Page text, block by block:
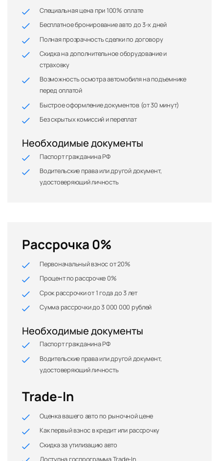
Специальная цена при 100% оплате
Бесплатное бронирование авто до 3-х дней
Полная прозрачность сделки по договору
Скидка на дополнительное оборудование и
страховку
Возможность осмотра автомобиля на подъемнике
перед оплатой
Быстрое оформление документов (от 30 минут)
Без скрытых комиссий и переплат
Необходимые документы
Паспорт гражданина РФ
Водительские права или другой документ,
удостоверяющий личность
Рассрочка 0%
Первоначальный взнос от 20%
Процент по рассрочке 0%
Срок рассрочки от 1 года до 3 лет
Сумма рассрочки до 3 000 000 рублей
Необходимые документы
Паспорт гражданина РФ
Водительские права или другой документ,
удостоверяющий личность
Trade-In
Оценка вашего авто по рыночной цене
Как первый взнос в кредит или рассрочку
Скидка за утилизацию авто
Доступна госпрограмма Trade-In